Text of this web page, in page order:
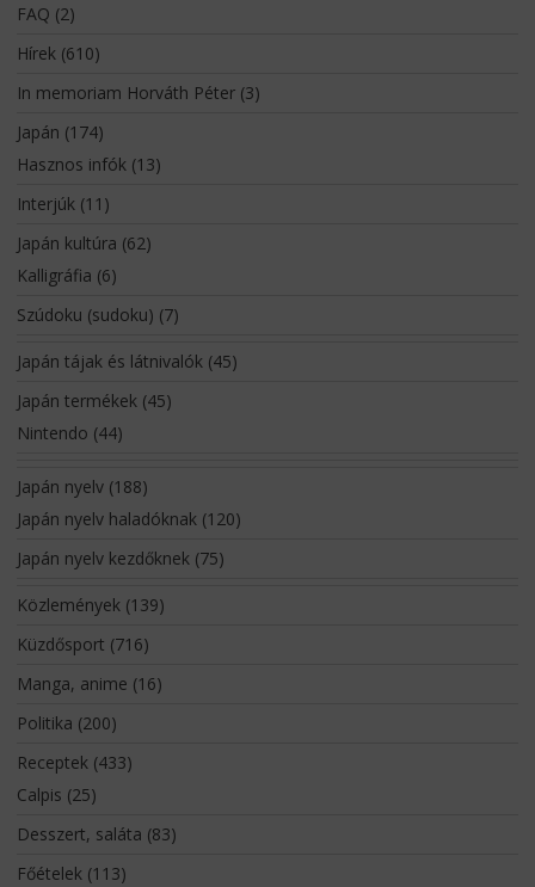
FAQ (2)
Hírek(610)
In memoriam Horváth Péter(3)
Japán (174)
Hasznos infók(13)
Interjúk(11)
Japán kultúra (62)
Kalligráfia (6)
Szúdoku (sudoku) (7)
Japán tájak és látnivalók(45)
Japán termékek(45)
Nintendo (44)
Japán nyelv(188)
Japán nyelv haladóknak(120)
Japán nyelv kezdőknek(75)
Közlemények(139)
Küzdősport (716)
Manga, anime (16)
Politika (200)
Receptek(433)
Calpis (25)
Desszert, saláta (83)
Főételek(113)